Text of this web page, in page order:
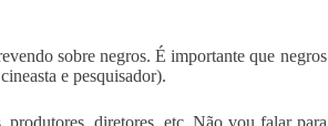
sobre negros. É importante que negros
e pesquisador).
produtores, diretores, etc. Não vou falar para